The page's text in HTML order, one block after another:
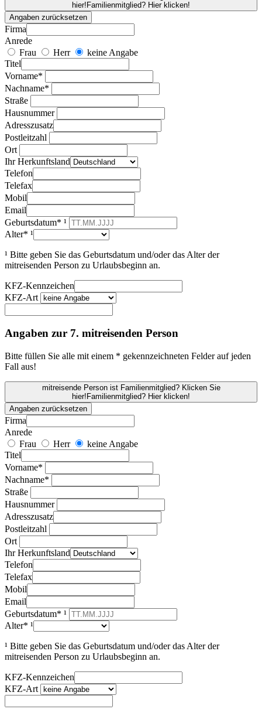
hier! Familienmitglied? Hier klicken!
Angaben zurücksetzen
Firma
Anrede
Frau
Herr
keine Angabe
Titel
Vorname*
Nachname*
Straße
Hausnummer
Adresszusatz
Postleitzahl
Ort
Ihr Herkunftsland
Telefon
Telefax
Mobil
Email
Geburtsdatum* ¹
Alter* ¹
¹ Bitte geben Sie das Geburtsdatum und/oder das Alter der
mitreisenden Person zu Urlaubsbeginn an.
KFZ-Kennzeichen
KFZ-Art
Angaben zur 7. mitreisenden Person
Bitte füllen Sie alle mit einem * gekennzeichneten Felder auf jeden
Fall aus!
mitreisende Person ist Familienmitglied? Klicken Sie
hier! Familienmitglied? Hier klicken!
Angaben zurücksetzen
Firma
Anrede
Frau
Herr
keine Angabe
Titel
Vorname*
Nachname*
Straße
Hausnummer
Adresszusatz
Postleitzahl
Ort
Ihr Herkunftsland
Telefon
Telefax
Mobil
Email
Geburtsdatum* ¹
Alter* ¹
¹ Bitte geben Sie das Geburtsdatum und/oder das Alter der
mitreisenden Person zu Urlaubsbeginn an.
KFZ-Kennzeichen
KFZ-Art